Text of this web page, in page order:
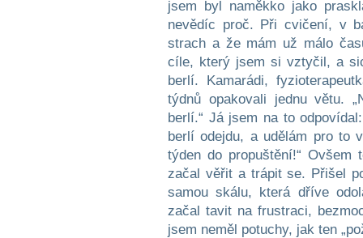
jsem byl naměkko jako
nevědíc proč. Při cvičení, v
strach a že mám už málo
cíle, který jsem si vztyčil, a
berlí. Kamarádi,
týdnů opakovali jednu větu.
berlí.“ Já jsem na to
berlí odejdu, a udělám pro to
týden do propuštění!“
začal věřit a trápit se. Přišel
samou skálu, která dříve
začal tavit na frustraci,
jsem neměl potuchy, jak ten